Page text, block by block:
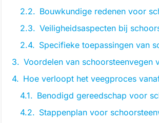
Bouwkundige redenen voor
Veiligheidsaspecten bij
Specifieke toepassingen van
Voordelen van schoorsteenvegen
Hoe verloopt het veegproces
Benodigd gereedschap voor
Stappenplan voor